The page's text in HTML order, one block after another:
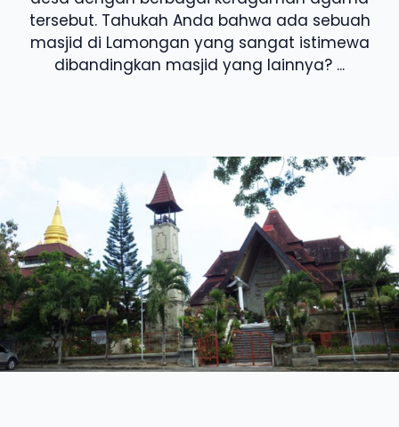
tersebut. Tahukah Anda bahwa ada sebuah
masjid di Lamongan yang sangat istimewa
dibandingkan masjid yang lainnya? ...